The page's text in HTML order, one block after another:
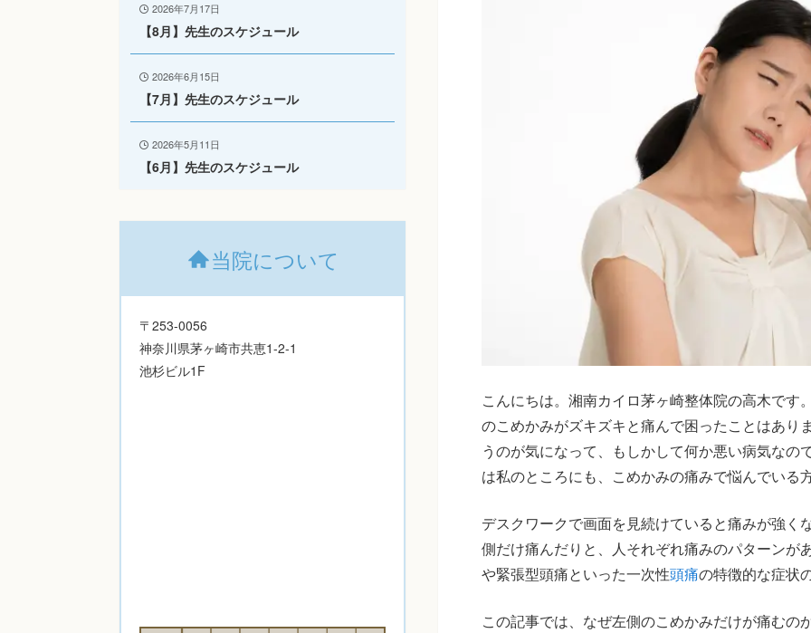
こんにちは。湘南カイロ茅ヶ崎整体院の高木です
のこめかみがズキズキと痛んで困ったことはあり
うのが気になって、もしかして何か悪い病気なの
は私のところにも、こめかみの痛みで悩んでいる
デスクワークで画面を見続けていると痛みが強く
側だけ痛んだりと、人それぞれ痛みのパターンが
や緊張型頭痛といった一次性頭痛の特徴的な症状
この記事では、なぜ左側のこめかみだけが痛むの
2026年7月17日
【8月】先生のスケジュール
2026年6月15日
【7月】先生のスケジュール
2026年5月11日
【6月】先生のスケジュール
当院について
〒253-0056
神奈川県茅ヶ崎市共恵1-2-1
池杉ビル1F